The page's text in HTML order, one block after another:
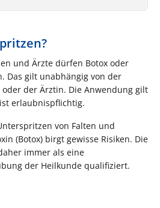
und Ärzte dürfen Botox oder
Das gilt unabhängig von der
oder der Ärztin. Die Anwendung gilt
erlaubnispflichtig.
von Falten und
(Botox) birgt gewisse Risiken. Die
immer als eine
der Heilkunde qualifiziert.